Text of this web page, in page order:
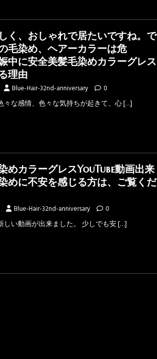
く、おしゃれで居たいですね。で
毛染め、ヘアーカラーは危
中に安全美髪毛染めカラーグレス
理由
Blue-Hair-32nd-anniversary 0
々な感情、色々な気持ちが起きて、心[…]
めカラーグレスYouTube動画出来
めに不安を感じる方は、ご覧くだ
Blue-Hair-32nd-anniversary 0
しい動画が出来ました。 少しでも安[…]